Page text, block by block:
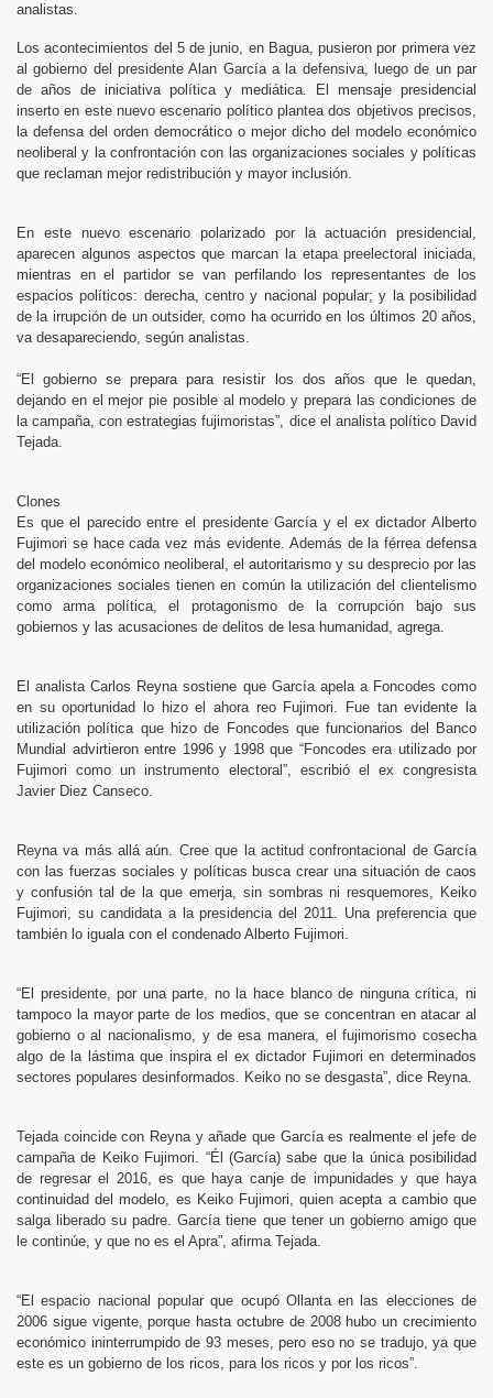
analistas.
Los acontecimientos del 5 de junio, en Bagua, pusieron por primera vez
al gobierno del presidente Alan García a la defensiva, luego de un par
de años de iniciativa política y mediática. El mensaje presidencial
inserto en este nuevo escenario político plantea dos objetivos precisos,
la defensa del orden democrático o mejor dicho del modelo económico
neoliberal y la confrontación con las organizaciones sociales y políticas
que reclaman mejor redistribución y mayor inclusión.
En este nuevo escenario polarizado por la actuación presidencial,
aparecen algunos aspectos que marcan la etapa preelectoral iniciada,
mientras en el partidor se van perfilando los representantes de los
espacios políticos: derecha, centro y nacional popular; y la posibilidad
de la irrupción de un outsider, como ha ocurrido en los últimos 20 años,
va desapareciendo, según analistas.
“El gobierno se prepara para resistir los dos años que le quedan,
dejando en el mejor pie posible al modelo y prepara las condiciones de
la campaña, con estrategias fujimoristas”, dice el analista político David
Tejada.
Clones
Es que el parecido entre el presidente García y el ex dictador Alberto
Fujimori se hace cada vez más evidente. Además de la férrea defensa
del modelo económico neoliberal, el autoritarismo y su desprecio por las
organizaciones sociales tienen en común la utilización del clientelismo
como arma política, el protagonismo de la corrupción bajo sus
gobiernos y las acusaciones de delitos de lesa humanidad, agrega.
El analista Carlos Reyna sostiene que García apela a Foncodes como
en su oportunidad lo hizo el ahora reo Fujimori. Fue tan evidente la
utilización política que hizo de Foncodes que funcionarios del Banco
Mundial advirtieron entre 1996 y 1998 que “Foncodes era utilizado por
Fujimori como un instrumento electoral”, escribió el ex congresista
Javier Diez Canseco.
Reyna va más allá aún. Cree que la actitud confrontacional de García
con las fuerzas sociales y políticas busca crear una situación de caos
y confusión tal de la que emerja, sin sombras ni resquemores, Keiko
Fujimori, su candidata a la presidencia del 2011. Una preferencia que
también lo iguala con el condenado Alberto Fujimori.
“El presidente, por una parte, no la hace blanco de ninguna crítica, ni
tampoco la mayor parte de los medios, que se concentran en atacar al
gobierno o al nacionalismo, y de esa manera, el fujimorismo cosecha
algo de la lástima que inspira el ex dictador Fujimori en determinados
sectores populares desinformados. Keiko no se desgasta”, dice Reyna.
Tejada coincide con Reyna y añade que García es realmente el jefe de
campaña de Keiko Fujimori. “Él (García) sabe que la única posibilidad
de regresar el 2016, es que haya canje de impunidades y que haya
continuidad del modelo, es Keiko Fujimori, quien acepta a cambio que
salga liberado su padre. García tiene que tener un gobierno amigo que
le continúe, y que no es el Apra”, afirma Tejada.
“El espacio nacional popular que ocupó Ollanta en las elecciones de
2006 sigue vigente, porque hasta octubre de 2008 hubo un crecimiento
económico ininterrumpido de 93 meses, pero eso no se tradujo, ya que
este es un gobierno de los ricos, para los ricos y por los ricos”.